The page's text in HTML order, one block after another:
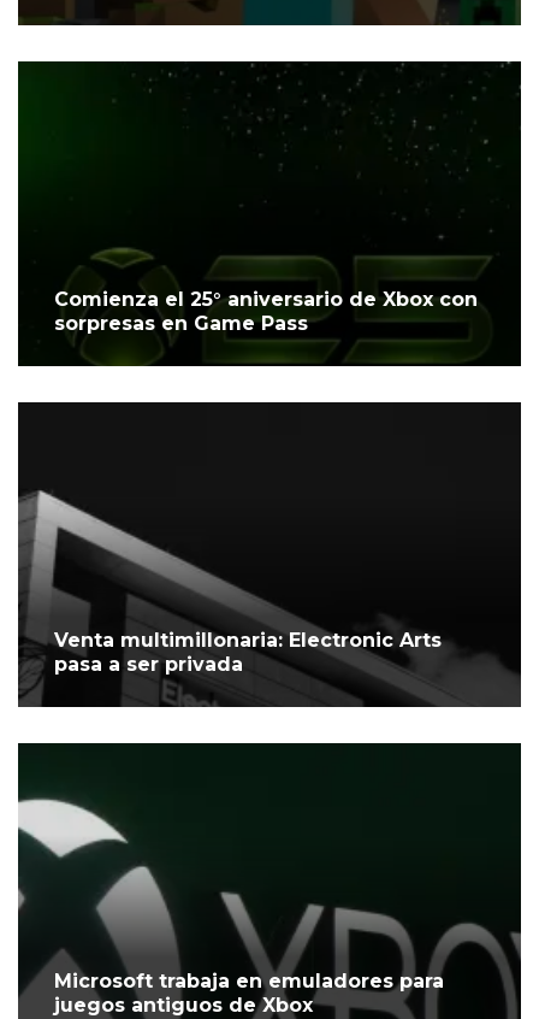
Comienza el 25° aniversario de Xbox con
sorpresas en Game Pass
Venta multimillonaria: Electronic Arts
pasa a ser privada
Microsoft trabaja en emuladores para
juegos antiguos de Xbox